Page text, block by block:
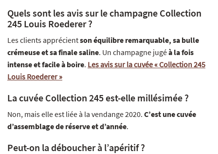
Quels sont les avis sur le champagne Collection
245 Louis Roederer ?
Les clients apprécientson équilibre remarquable, sa bulle
crémeuse et sa finale saline. Un champagne jugéà la fois
intense et facile à boire. Les avis sur la cuvée « Collection 245
Louis Roederer »
La cuvée Collection 245 est-elle millésimée ?
Non, mais elle est liée à la vendange 2020. C’est une cuvée
d’assemblage de réserve et d’année.
Peut-on la déboucher à l’apéritif ?